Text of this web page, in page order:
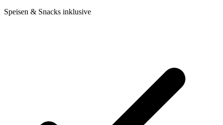
Speisen & Snacks inklusive